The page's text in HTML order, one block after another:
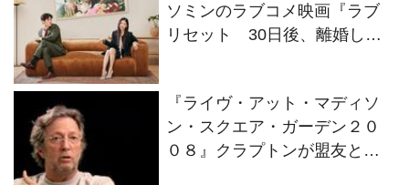
ソミンのラブコメ映画『ラブ
リセット 30日後、離婚しま
『ライヴ・アット・マディソ
ン・スクエア・ガーデン２０
０８』クラプトンが盟友との